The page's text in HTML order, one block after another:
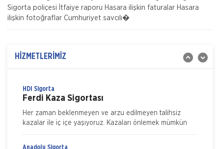
Sigorta poliçesi İtfaiye raporu Hasara ilişkin faturalar Hasara
ilişkin fotoğraflar Cumhuriyet savcılı�
HİZMETLERİMİZ
teminat paket seçenekleriyle SGK ile anlaşmalı özel
hastanelerde muyane tetkik ve tedavi giderleriniz için
Magdeburger Sigorta
Zorunlu Trafik Sigortası, Türkiye sınırları içerisinde
HDI Sigorta
Ferdi Kaza Sigortası
Her zaman beklenmeyen ve arzu edilmeyen talihsiz
kazalar ile iç içe yaşıyoruz. Kazaları önlemek mümkün
ama ne kadar dikkat edersek edelim tamamen ortadan
Anadolu Sigorta